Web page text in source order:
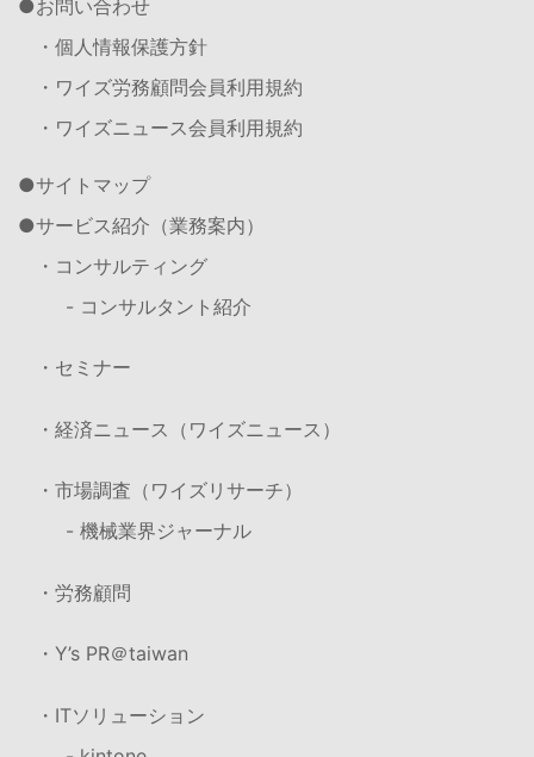
お問い合わせ
・個人情報保護方針
・ワイズ労務顧問会員利用規約
・ワイズニュース会員利用規約
サイトマップ
サービス紹介（業務案内）
・コンサルティング
- コンサルタント紹介
・セミナー
・経済ニュース（ワイズニュース）
・市場調査（ワイズリサーチ）
- 機械業界ジャーナル
・労務顧問
・Y’s PR＠taiwan
・ITソリューション